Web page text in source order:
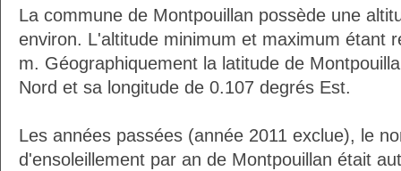
La commune de Montpouillan possède une
environ. L'altitude minimum et maximum étant
m. Géographiquement la latitude de
Nord et sa longitude de 0.107 degrés Est.
Les années passées (année 2011 exclue), le
d'ensoleillement par an de Montpouillan était